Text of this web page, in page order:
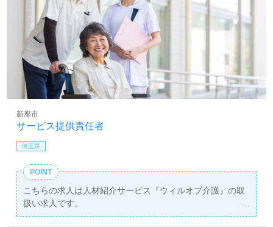
サービス提供責任者
新座市
埼玉県
POINT
こちらの求人は人材紹介サービス『ウィルオブ介護』の取
扱い求人です。
詳細に関してお気軽にご相談ください♪